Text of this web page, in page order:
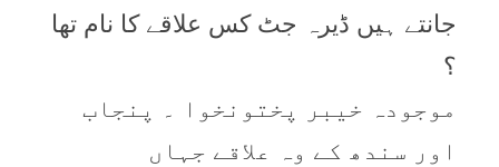
جانتے ہیں ڈیرہ جٹ کس علاقے کا نام تھا
؟
موجودہ خیبر پختونخوا ۔ پنجاب
اور سندھ کے وہ علاقے جہاں